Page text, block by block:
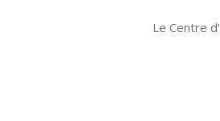
Le Centre